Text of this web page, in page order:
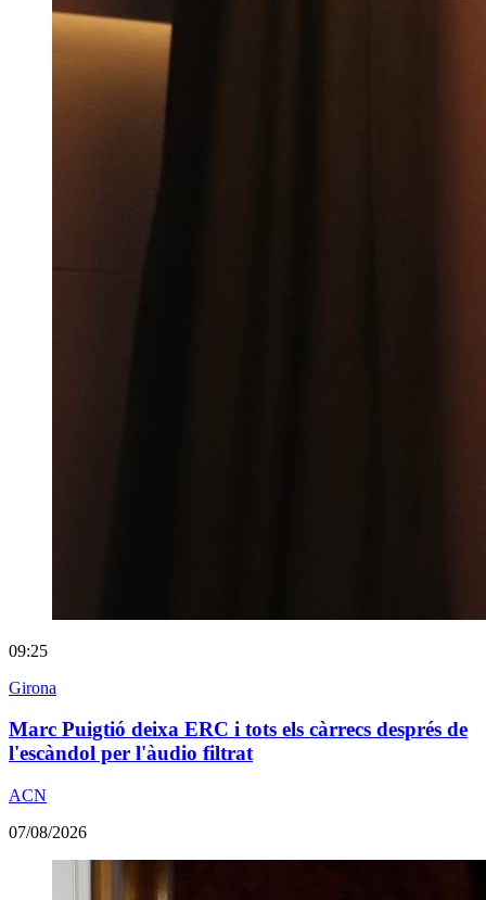
09:25
Girona
Marc Puigtió deixa ERC i tots els càrrecs després de
l'escàndol per l'àudio filtrat
ACN
07/08/2026